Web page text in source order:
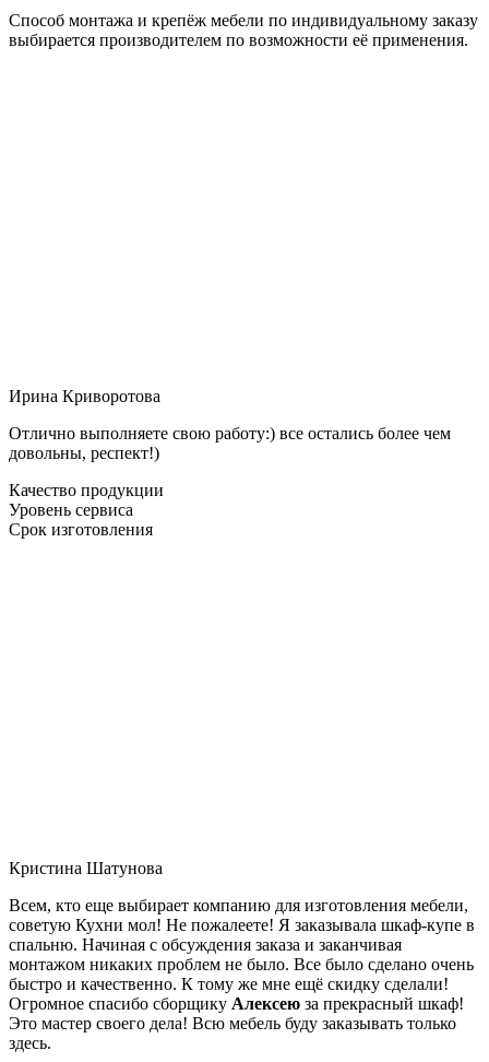
Способ монтажа и крепёж мебели по индивидуальному заказу
выбирается производителем по возможности её применения.
Ирина Криворотова
Отлично выполняете свою работу:) все остались более чем
довольны, респект!)
Качество продукции
Уровень сервиса
Срок изготовления
Кристина Шатунова
Всем, кто еще выбирает компанию для изготовления мебели,
советую Кухни мол! Не пожалеете! Я заказывала шкаф-купе в
спальню. Начиная с обсуждения заказа и заканчивая
монтажом никаких проблем не было. Все было сделано очень
быстро и качественно. К тому же мне ещё скидку сделали!
Огромное спасибо сборщику Алексею за прекрасный шкаф!
Это мастер своего дела! Всю мебель буду заказывать только
здесь.